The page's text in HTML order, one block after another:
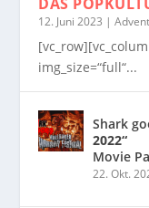
DAS
12. Juni 2023 |
img_size=“full“...
Shark
2022“
Movie
22. Okt.